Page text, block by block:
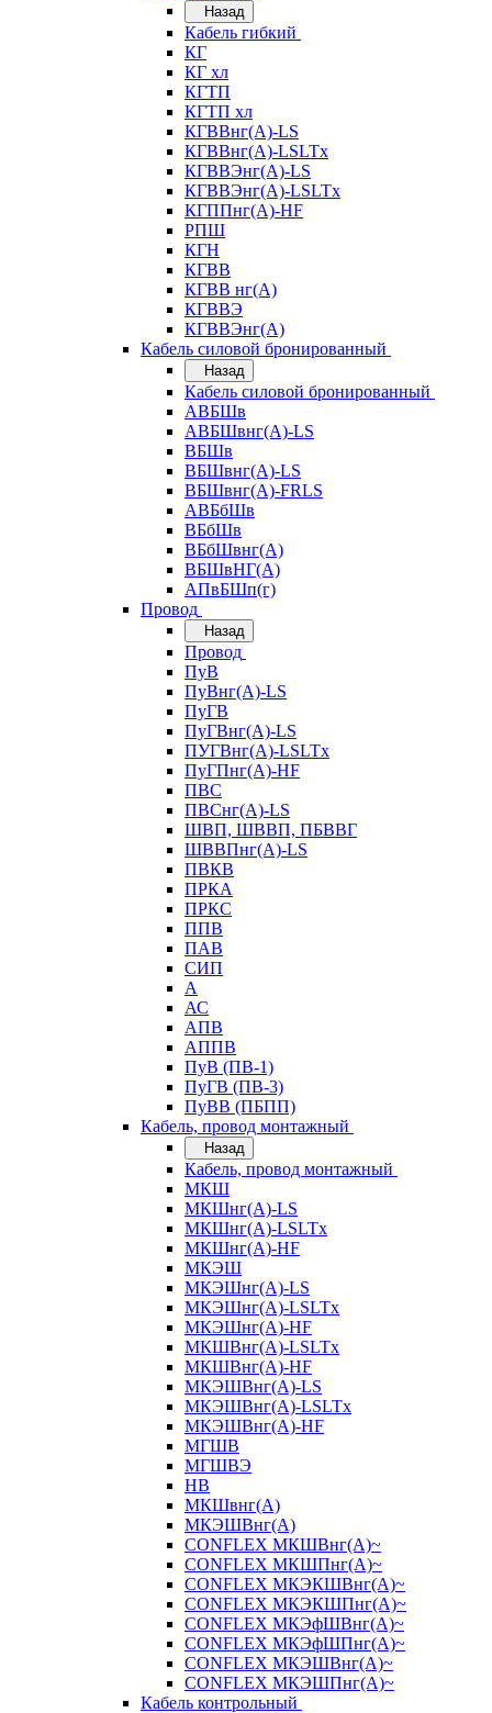
Назад
Кабель гибкий
КГ
КГ хл
КГТП
КГТП хл
КГВВнг(А)-LS
КГВВнг(А)-LSLTx
КГВВЭнг(А)-LS
КГВВЭнг(А)-LSLTx
КГППнг(А)-HF
РПШ
КГН
КГВВ
КГВВ нг(А)
КГВВЭ
КГВВЭнг(А)
Кабель силовой бронированный
Назад
Кабель силовой бронированный
АВБШв
АВБШвнг(А)-LS
ВБШв
ВБШвнг(А)-LS
ВБШвнг(А)-FRLS
АВБбШв
ВБбШв
ВБбШвнг(А)
ВБШвНГ(А)
АПвБШп(г)
Провод
Назад
Провод
ПуВ
ПуВнг(А)-LS
ПуГВ
ПуГВнг(А)-LS
ПУГВнг(А)-LSLTx
ПуГПнг(А)-HF
ПВС
ПВСнг(А)-LS
ШВП, ШВВП, ПБВВГ
ШВВПнг(А)-LS
ПВКВ
ПРКА
ПРКС
ППВ
ПАВ
СИП
А
АС
АПВ
АППВ
ПуВ (ПВ-1)
ПуГВ (ПВ-3)
ПуВВ (ПБПП)
Кабель, провод монтажный
Назад
Кабель, провод монтажный
МКШ
МКШнг(А)-LS
МКШнг(А)-LSLTx
МКШнг(А)-HF
МКЭШ
МКЭШнг(А)-LS
МКЭШнг(А)-LSLTx
МКЭШнг(А)-HF
МКШВнг(A)-LSLTx
МКШВнг(А)-HF
МКЭШВнг(А)-LS
МКЭШВнг(A)-LSLTx
МКЭШВнг(А)-HF
МГШВ
МГШВЭ
НВ
МКШвнг(А)
МКЭШВнг(А)
CONFLEX МКШВнг(А)~
CONFLEX МКШПнг(А)~
CONFLEX МКЭКШВнг(А)~
CONFLEX МКЭКШПнг(А)~
CONFLEX МКЭфШВнг(А)~
CONFLEX МКЭфШПнг(А)~
CONFLEX МКЭШВнг(А)~
CONFLEX МКЭШПнг(А)~
Кабель контрольный